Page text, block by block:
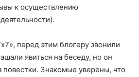
к осуществлению
перед этим блогеру звонили
явиться на беседу, но он
повестки. Знакомые уверены, что